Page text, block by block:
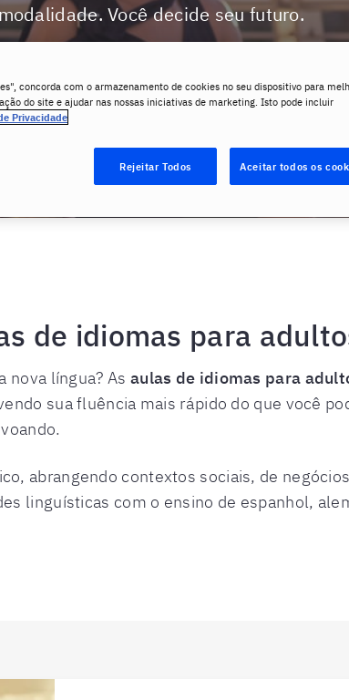
modalidade. Você decide seu futuro.
de idiomas para
nova língua? As aulas de idiomas para
sua fluência mais rápido do que você
abrangendo contextos sociais, de
linguísticas com o ensino de espanhol,
concorda com o armazenamento de cookies no seu dispositivo para
do site e ajudar nas nossas iniciativas de marketing. Isto pode incluir
Privacidade
Rejeitar Todos Aceitar todos os